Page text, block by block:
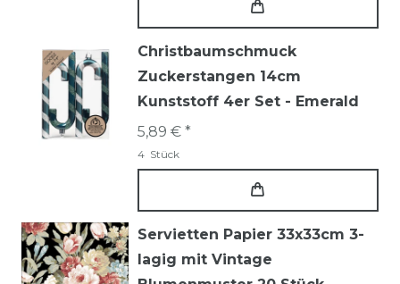
Christbaumschmuck
Zuckerstangen 14cm
Kunststoff 4er Set - Emerald
5,89 € *
4 Stück
Servietten Papier 33x33cm 3-
lagig mit Vintage